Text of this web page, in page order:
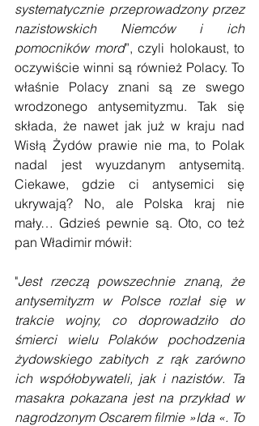
systematycznie przeprowadzony przez
nazistowskich Niemców i ich
pomocników mord”, czyli holokaust, to
oczywiście winni są również Polacy. To
właśnie Polacy znani są ze swego
wrodzonego antysemityzmu. Tak się
składa, że nawet jak już w kraju nad
Wisłą Żydów prawie nie ma, to Polak
nadal jest wyuzdanym antysemitą.
Ciekawe, gdzie ci antysemici się
ukrywają? No, ale Polska kraj nie
mały… Gdzieś pewnie są. Oto, co też
pan Władimir mówił:
"Jest rzeczą powszechnie znaną, że
antysemityzm w Polsce rozlał się w
trakcie wojny, co doprowadziło do
śmierci wielu Polaków pochodzenia
żydowskiego zabitych z rąk zarówno
ich współobywateli, jak i nazistów. Ta
masakra pokazana jest na przykład w
nagrodzonym Oscarem filmie »Ida «. To